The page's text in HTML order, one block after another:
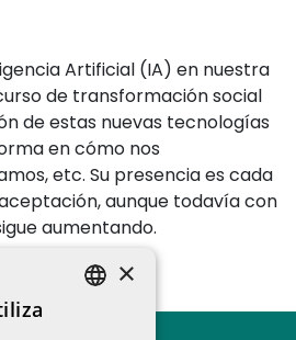
Artificial (IA) en nuestra
de transformación social
de estas nuevas tecnologías
en cómo nos
etc. Su presencia es cada
aunque todavía con
aumentando.
×